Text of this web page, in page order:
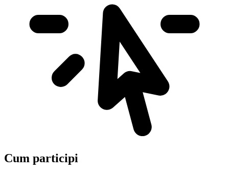
Cum participi